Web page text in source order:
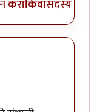
कराकिंवासदस्य व्हा